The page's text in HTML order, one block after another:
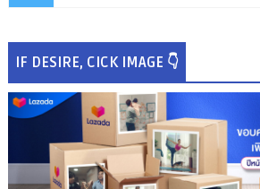
IF DESIRE, CICK IMAGE 👇